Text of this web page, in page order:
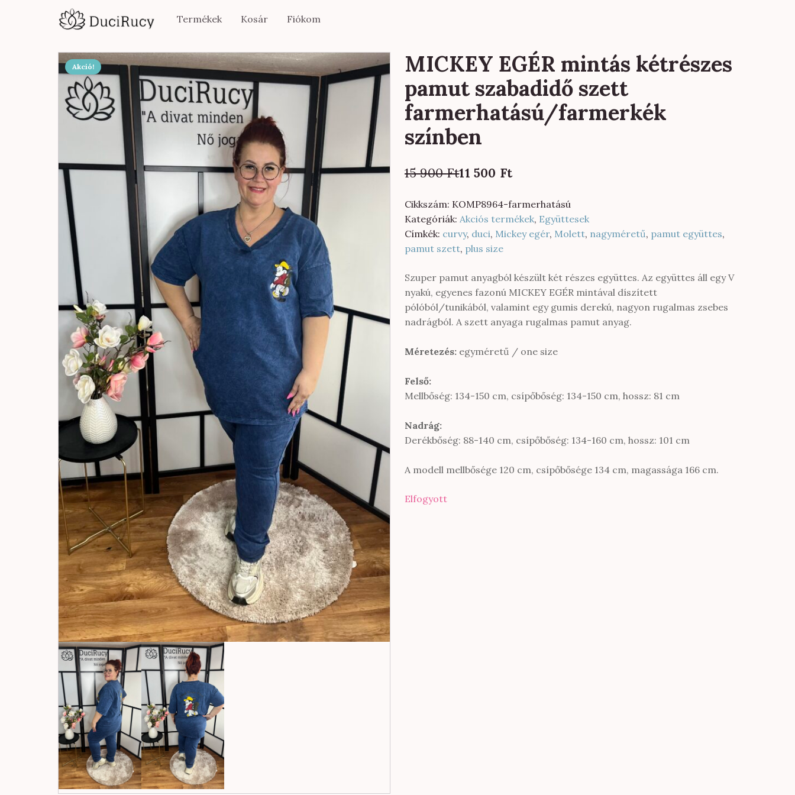
Termékek Kosár Fiókom
Akció!
MICKEY EGÉR mintás kétrészes
pamut szabadidő szett
farmerhatású/farmerkék
színben
15 900Ft
Original
was:
15
900 Ft.
11 500 Ft
Current
is:
11
500 Ft.
Cikkszám: KOMP8964-farmerhatású
Kategóriák: Akciós termékek, Együttesek
Címkék: curvy, duci, Mickey egér, Molett, nagyméretű, pamut együttes,
pamut szett, plus size
Szuper pamut anyagból készült két részes együttes. Az együttes áll egy V
nyakú, egyenes fazonú MICKEY EGÉR mintával díszített
pólóból/tunikából, valamint egy gumis derekú, nagyon rugalmas zsebes
nadrágból. A szett anyaga rugalmas pamut anyag.
Méretezés: egyméretű / one size
Felső:
Mellbőség: 134-150 cm, csípőbőség: 134-150 cm, hossz: 81 cm
Nadrág:
Derékbőség: 88-140 cm, csípőbőség: 134-160 cm, hossz: 101 cm
A modell mellbősége 120 cm, csípőbősége 134 cm, magassága 166 cm.
Elfogyott